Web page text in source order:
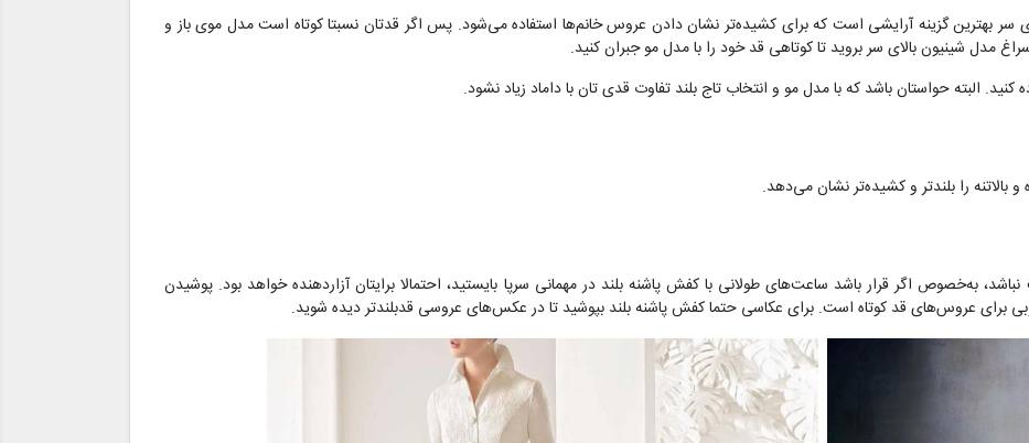
بهترین گزینه آرایشی است که برای کشیده‌تر نشان دادن عروس خانم‌ها استفاده می‌شود. پس اگر قدتان نسبتا کوتاه است مدل موی باز و
مدل‌ شینیون بالای سر بروید تا کوتاهی قد خود را با مدل مو جبران کنید.
کنید. البته حواستان باشد که با مدل مو و انتخاب تاج بلند تفاوت قدی تان با داماد زیاد نشود.
بالاتنه را بلندتر و کشیده‌تر نشان می‌دهد.
به‌خصوص اگر قرار باشد ساعت‌های طولانی با کفش پاشنه بلند در مهمانی سرپا بایستید، احتمالا برایتان آزاردهنده خواهد بود. پوشیدن
برای عروس‌های قد کوتاه است. برای عکاسی حتما کفش پاشنه بلند بپوشید تا در عکس‌های عروسی قدبلندتر دیده شوید.